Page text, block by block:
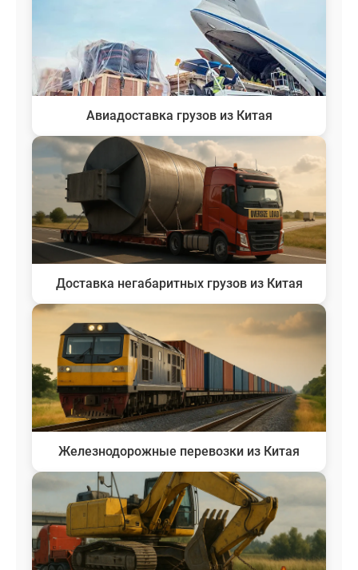
Авиадоставка грузов из Китая
Доставка негабаритных грузов из Китая
Железнодорожные перевозки из Китая